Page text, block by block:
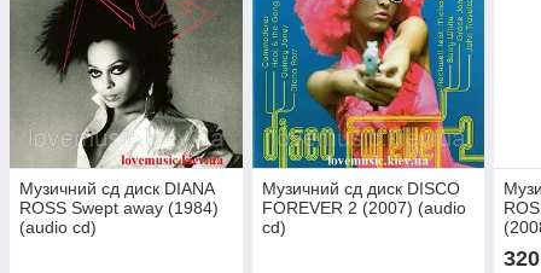
Музичний сд диск DIANA
ROSS Swept away (1984)
(audio cd)
Музичний сд диск DISCO
FOREVER 2 (2007) (audio
cd)
320